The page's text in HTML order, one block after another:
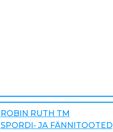
ROBIN RUTH TM
SPORDI- JA FÄNNITOOTED